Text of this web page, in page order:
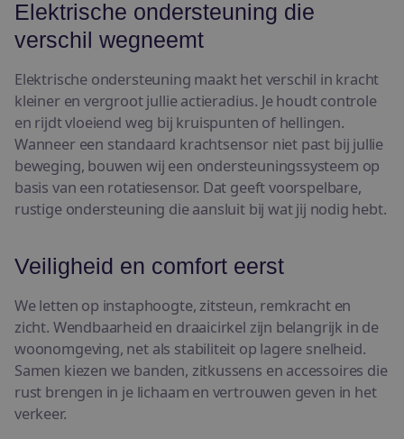
Elektrische ondersteuning die
verschil wegneemt
Elektrische ondersteuning maakt het verschil in kracht
kleiner en vergroot jullie actieradius. Je houdt controle
en rijdt vloeiend weg bij kruispunten of hellingen.
Wanneer een standaard krachtsensor niet past bij jullie
beweging, bouwen wij een ondersteuningssysteem op
basis van een rotatiesensor. Dat geeft voorspelbare,
rustige ondersteuning die aansluit bij wat jij nodig hebt.
Veiligheid en comfort eerst
We letten op instaphoogte, zitsteun, remkracht en
zicht. Wendbaarheid en draaicirkel zijn belangrijk in de
woonomgeving, net als stabiliteit op lagere snelheid.
Samen kiezen we banden, zitkussens en accessoires die
rust brengen in je lichaam en vertrouwen geven in het
verkeer.